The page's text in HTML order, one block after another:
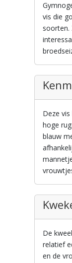
vis die
soorten.
Deze
hoge
blauw
De
relatief
en de